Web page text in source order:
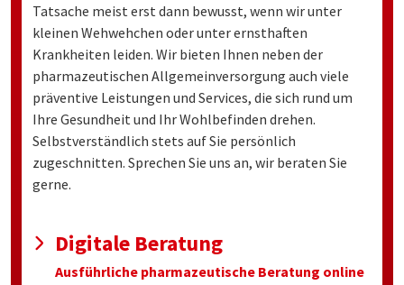
Tatsache meist erst dann bewusst, wenn wir unter
kleinen Wehwehchen oder unter ernsthaften
Krankheiten leiden. Wir bieten Ihnen neben der
pharmazeutischen Allgemeinversorgung auch viele
präventive Leistungen und Services, die sich rund um
Ihre Gesundheit und Ihr Wohlbefinden drehen.
Selbstverständlich stets auf Sie persönlich
zugeschnitten. Sprechen Sie uns an, wir beraten Sie
gerne.
Digitale Beratung
Ausführliche pharmazeutische Beratung online